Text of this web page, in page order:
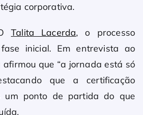
corporativa.
Talita Lacerda, o processo
inicial. Em entrevista ao
afirmou que “a jornada está só
que a certificação
um ponto de partida do que